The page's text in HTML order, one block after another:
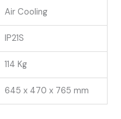
Air Cooling
IP21S
114 Kg
645 x 470 x 765 mm